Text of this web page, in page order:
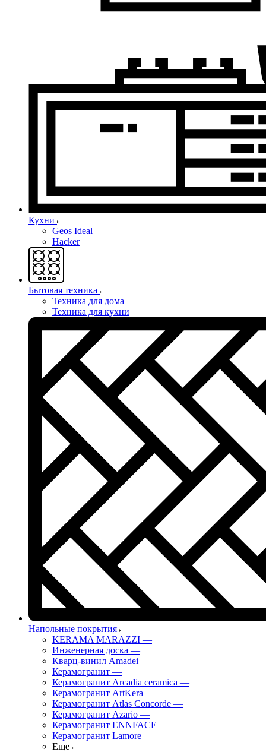
Кухни
Geos Ideal —
Hacker
Бытовая техника
Техника для дома —
Техника для кухни
Напольные покрытия
KERAMA MARAZZI —
Инженерная доска —
Кварц-винил Amadei —
Керамогранит —
Керамогранит Arcadia ceramica —
Керамогранит ArtKera —
Керамогранит Atlas Concorde —
Керамогранит Azario —
Керамогранит ENNFACE —
Керамогранит Lamore
Еще